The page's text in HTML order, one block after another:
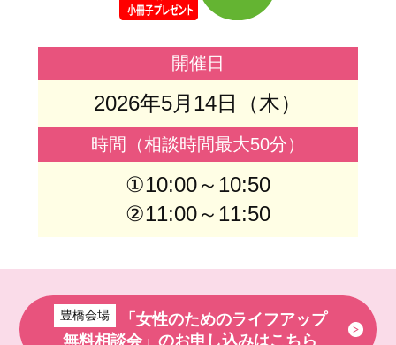
開催日
2026年5月14日（木）
時間（相談時間最大50分）
①10:00～10:50
②11:00～11:50
豊橋会場
「女性のためのライフアップ
無料相談会」のお申し込みはこちら